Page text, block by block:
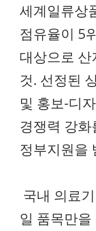
세계일류상
점유율이 5
대상으로
것. 선정된
및 홍보-디
경쟁력 강
정부지원을
국내 의료
일 품목만